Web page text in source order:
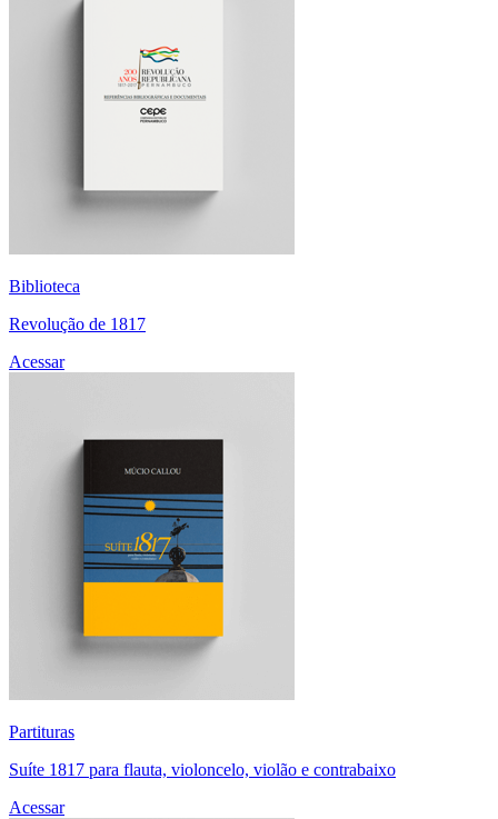
Biblioteca
Revolução de 1817
Acessar
Partituras
Suíte 1817 para flauta, violoncelo, violão e contrabaixo
Acessar